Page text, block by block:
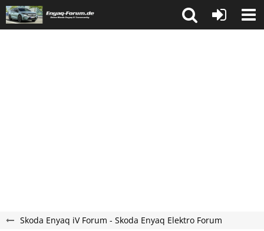
Skoda Enyaq iV Forum - Skoda Enyaq Elektro Forum